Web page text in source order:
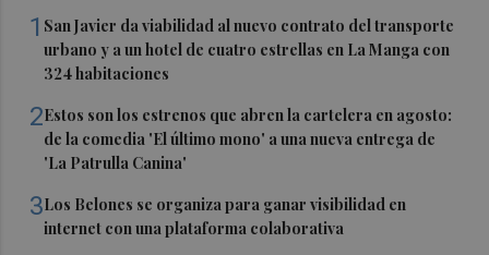
1 San Javier da viabilidad al nuevo contrato del transporte
urbano y a un hotel de cuatro estrellas en La Manga con
324 habitaciones
2Estos son los estrenos que abren la cartelera en agosto:
de la comedia 'El último mono' a una nueva entrega de
'La Patrulla Canina'
3Los Belones se organiza para ganar visibilidad en
internet con una plataforma colaborativa